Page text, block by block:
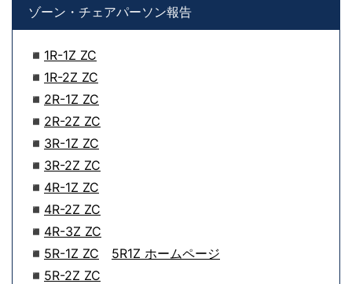
ゾーン・チェアパーソン報告
◾ 1R-1Z ZC
◾ 1R-2Z ZC
◾ 2R-1Z ZC
◾ 2R-2Z ZC
◾ 3R-1Z ZC
◾ 3R-2Z ZC
◾ 4R-1Z ZC
◾ 4R-2Z ZC
◾ 4R-3Z ZC
◾ 5R-1Z ZC
5R1Z ホームページ
◾ 5R-2Z ZC